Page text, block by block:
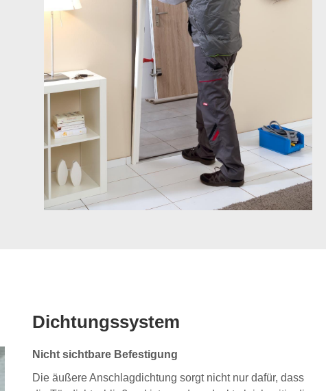
Dichtungssystem
Nicht sichtbare Befestigung
Die äußere Anschlagdichtung sorgt nicht nur dafür, dass